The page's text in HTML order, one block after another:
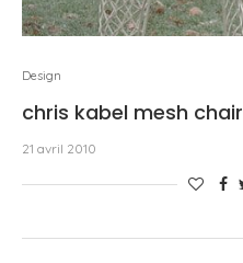
Design
chris kabel mesh chair
21 avril 2010